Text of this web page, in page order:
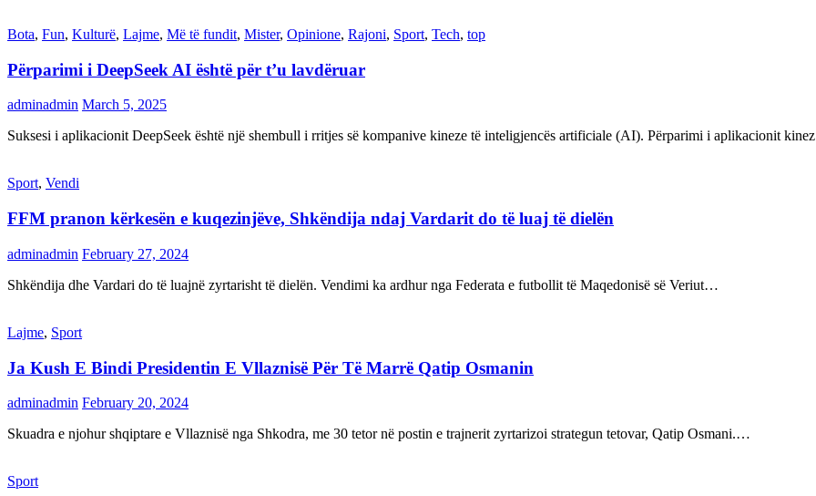
Bota, Fun, Kulturë, Lajme, Më të fundit, Mister, Opinione, Rajoni, Sport, Tech, top
Përparimi i DeepSeek AI është për t’u lavdëruar
adminadmin March 5, 2025
Suksesi i aplikacionit DeepSeek është një shembull i rritjes së kompanive kineze të inteligjencës artificiale (AI). Përparimi i aplikacionit
Sport, Vendi
FFM pranon kërkesën e kuqezinjëve, Shkëndija ndaj Vardarit do të luaj të dielën
adminadmin February 27, 2024
Shkëndija dhe Vardari do të luajnë zyrtarisht të dielën. Vendimi ka ardhur nga Federata e futbollit të Maqedonisë së Veriut…
Lajme, Sport
Ja Kush E Bindi Presidentin E Vllaznisë Për Të Marrë Qatip Osmanin
adminadmin February 20, 2024
Skuadra e njohur shqiptare e Vllaznisë nga Shkodra, me 30 tetor në postin e trajnerit zyrtarizoi strategun tetovar, Qatip Osmani.…
Sport